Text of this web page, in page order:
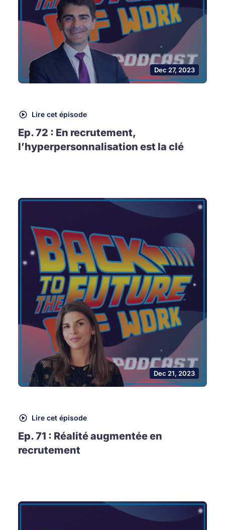
Dec 27, 2023
Lire cet épisode
Ep. 72 : En recrutement,
l’hyperpersonnalisation est la clé
Dec 21, 2023
Lire cet épisode
Ep. 71 : Réalité augmentée en
recrutement